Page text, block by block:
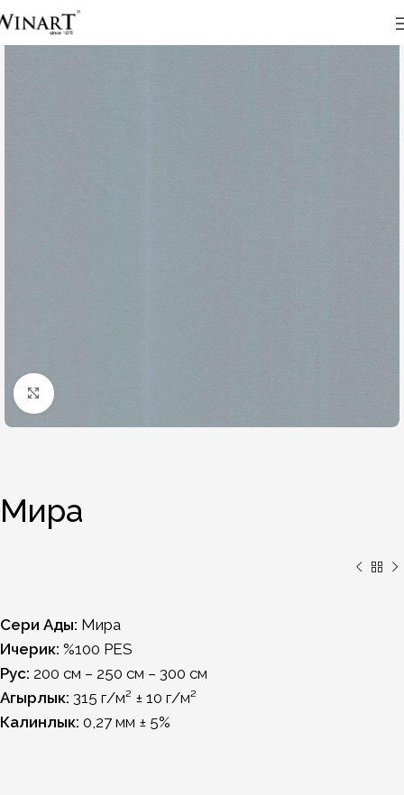
Click to enlarge
Мира
Сери Ады: Мира
Ичерик: %100 PES
Рус: 200 см – 250 см – 300 см
Агырлык: 315 г/м² ± 10 г/м²
Калинлык: 0,27 мм ± 5%